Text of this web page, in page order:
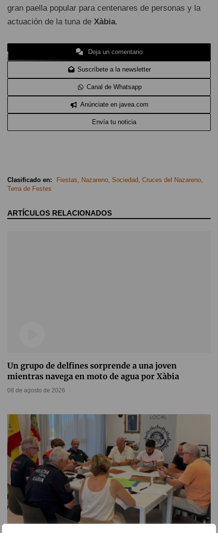
gran paella popular para centenares de personas y la
actuación de la tuna de Xàbia.
Deja un comentario
Suscríbete a la newsletter
Canal de Whatsapp
Anúnciate en javea.com
Envía tu noticia
Clasificado en: Fiestas, Nazareno, Sociedad, Cruces del Nazareno,
Terra de Festes
ARTÍCULOS RELACIONADOS
Un grupo de delfines sorprende a una joven
mientras navega en moto de agua por Xàbia
08 de agosto de 2026